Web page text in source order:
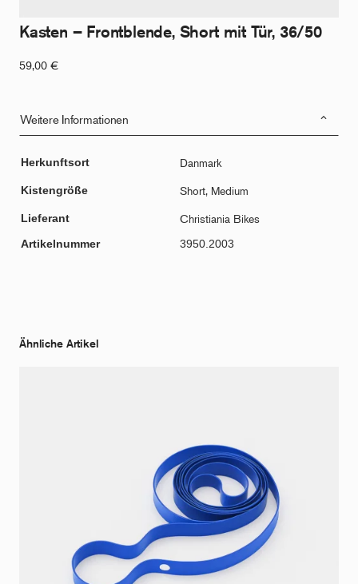
Kasten – Frontblende, Short mit Tür, 36/50
59,00 €
Weitere Informationen
Herkunftsort Danmark
Kistengröße Short, Medium
Lieferant Christiania Bikes
Artikelnummer 3950.2003
Ähnliche Artikel